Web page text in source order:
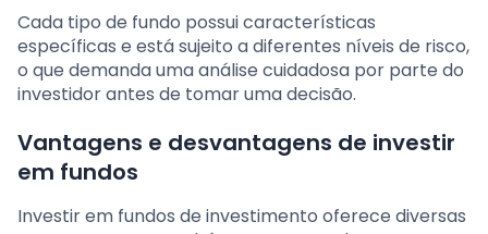
Cada tipo de fundo possui características
específicas e está sujeito a diferentes níveis de risco,
o que demanda uma análise cuidadosa por parte do
investidor antes de tomar uma decisão.
Vantagens e desvantagens de investir
em fundos
Investir em fundos de investimento oferece diversas